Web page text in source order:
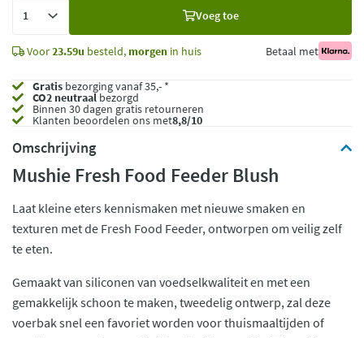
Voeg toe
Voor23.59u besteld, morgen in huis Betaal met
Gratis bezorging vanaf 35,- *
CO2 neutraalbezorgd
Binnen 30 dagen gratis retourneren
Klanten beoordelen ons met8,8/10
Omschrijving
Mushie Fresh Food Feeder Blush
Laat kleine eters kennismaken met nieuwe smaken en
texturen met de Fresh Food Feeder, ontworpen om veilig zelf
te eten.
Gemaakt van siliconen van voedselkwaliteit en met een
gemakkelijk schoon te maken, tweedelig ontwerp, zal deze
voerbak snel een favoriet worden voor thuismaaltijden of